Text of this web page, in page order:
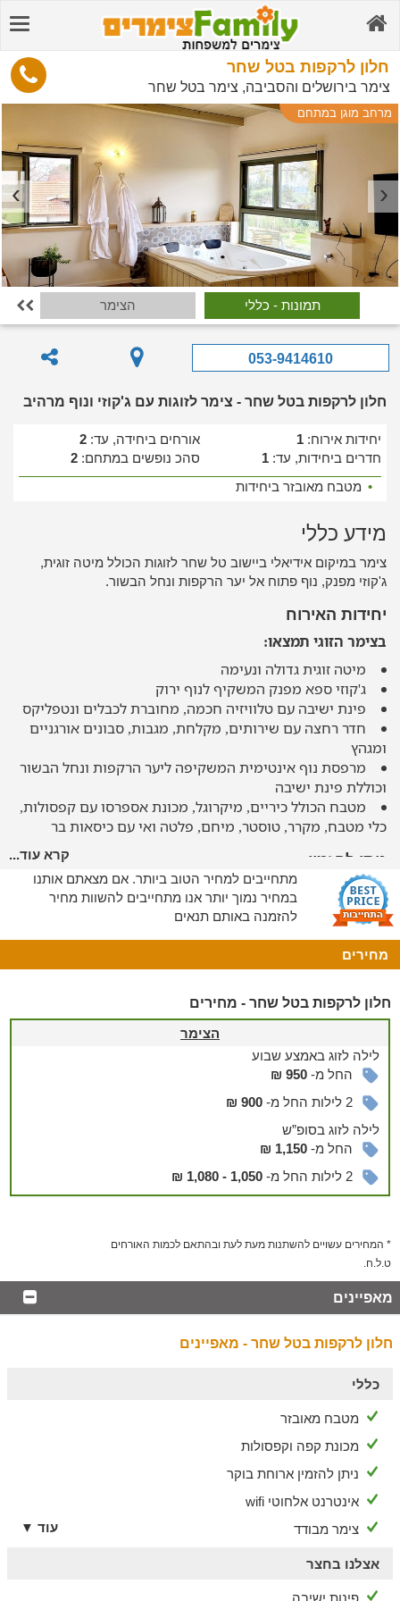
חלון לרקפות בטל שחר
צימר בירושלים והסביבה, צימר בטל שחר
מרחב מוגן במתחם
תמונות - כללי הצימר 
053-9414610
חלון לרקפות בטל שחר - צימר לזוגות עם ג'קוזי ונוף מרהיב
יחידות אירוח: 1 אורחים ביחידה, עד: 2
חדרים ביחידות, עד: 1 סהכ נופשים במתחם: 2
• מטבח מאובזר ביחידות
מידע כללי
צימר במיקום אידיאלי ביישוב טל שחר לזוגות הכולל מיטה זוגית,
ג'קוזי מפנק, נוף פתוח אל יער הרקפות ונחל הבשור.
יחידות האירוח
בצימר הזוגי תמצאו:
מיטה זוגית גדולה ונעימה
ג'קוזי ספא מפנק המשקיף לנוף ירוק
פינת ישיבה עם טלוויזיה חכמה, מחוברת לכבלים ונטפליקס
חדר רחצה עם שירותים, מקלחת, מגבות, סבונים אורגניים
ומגהץ
מרפסת נוף אינטימית המשקיפה ליער הרקפות ונחל הבשור
וכוללת פינת ישיבה
מטבח הכולל כיריים, מיקרוגל, מכונת אספרסו עם קפסולות,
כלי מטבח, מקרר, טוסטר, מיחם, פלטה ואי עם כיסאות בר
ניתן להזמין
בתיאום מראש ובתוספת תשלום ניתן להזמין:
ארוחות בוקר, עיסויים וטיפולי ספא, מיטת יחיד
לשומרי מסורת
הצימר מתאים גם לציבור הדתי ושומרי המסורת וכולל:
בית כנסת במרחק הליכה, שעון שבת, פלטה ומיחם למים חמים.
קרא עוד...
מתחייבים למחיר הטוב ביותר. אם מצאתם אותנו
במחיר נמוך יותר אנו מתחייבים להשוות מחיר
להזמנה באותם תנאים
מחירים
חלון לרקפות בטל שחר - מחירים
הצימר
לילהלזוג באמצע שבוע
החל מ-950 ₪
2 לילות החל מ-
900 ₪
לילהלזוג בסופ”ש
החל מ-1,150 ₪
2 לילות החל מ-
1,050 - 1,080 ₪
* המחירים עשויים להשתנות מעת לעת ובהתאם לכמות האורחים
ט.ל.ח.
מאפיינים
חלון לרקפות בטל שחר - מאפיינים
כללי
מטבח מאובזר
מכונת קפה וקפסולות
ניתן להזמין ארוחת בוקר
אינטרנט אלחוטי wifi
צימר מבודד
עוד ▼
אצלנו בחצר